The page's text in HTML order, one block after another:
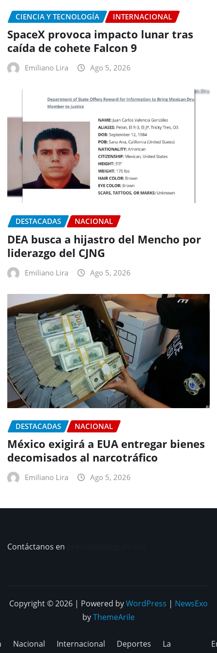
CIENCIA Y TECNOLOGÍA INTERNACIONAL
SpaceX provoca impacto lunar tras
caída de cohete Falcon 9
Emiliano Lira Ago 5, 2026
DESTACADAS NACIONAL
DEA busca a hijastro del Mencho por
liderazgo del CJNG
Emiliano Lira Ago 5, 2026
DESTACADAS NACIONAL
México exigirá a EUA entregar bienes
decomisados al narcotráfico
Emiliano Lira Ago 5, 2026
Contáctanos en
Copyright © 2026 | Powered byWordPress | NewsExo
byThemeArile
Nacional Internacional Deportes
La